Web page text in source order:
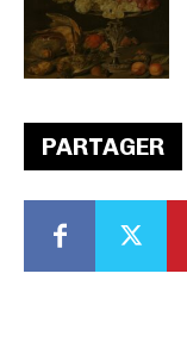
PARTAGER